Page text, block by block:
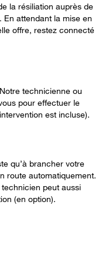
la résiliation auprès de
attendant la mise en
offre, restez connecté
technicienne ou
pour effectuer le
est incluse).
qu’à brancher votre
route automatiquement.
peut aussi
(en option).